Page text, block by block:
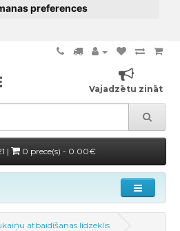
preferences
Vajadzētu zināt
| 0 prece(s) - 0.00€
atbaidīšanas līdzeklis